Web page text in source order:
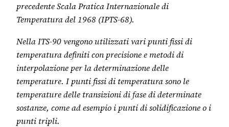
precedente Scala Pratica Internazionale di
Temperatura del 1968 (IPTS-68).
Nella ITS-90 vengono utilizzati vari punti fissi di
temperatura definiti con precisione e metodi di
interpolazione per la determinazione delle
temperature. I punti fissi di temperatura sono le
temperature delle transizioni di fase di determinate
sostanze, come ad esempio i punti di solidificazione o i
punti tripli.